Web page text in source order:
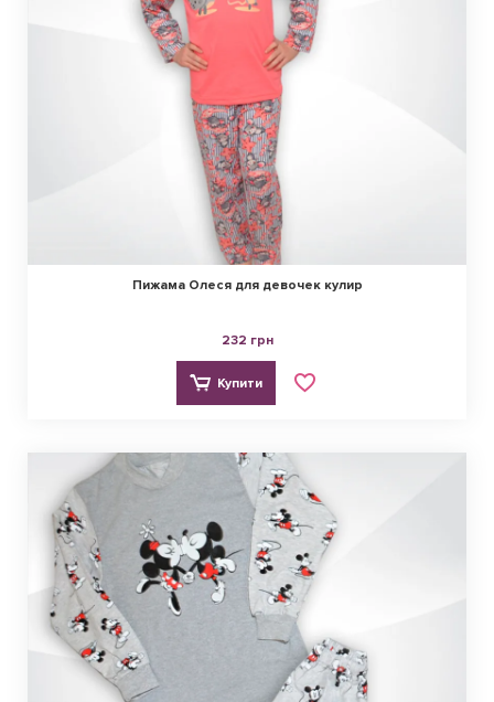
Пижама Олеся для девочек кулир
232 грн
Купити